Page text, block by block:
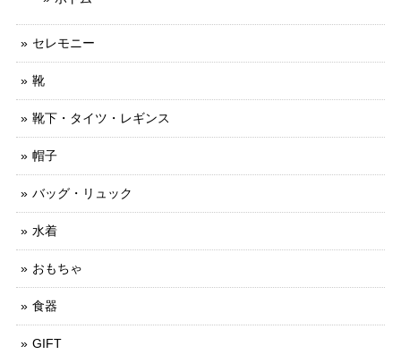
セレモニー
靴
靴下・タイツ・レギンス
帽子
バッグ・リュック
水着
おもちゃ
食器
GIFT